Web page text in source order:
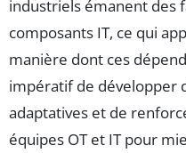
industriels émanent des
composants IT, ce qui
manière dont ces
impératif de développer
adaptatives et de
équipes OT et IT pour